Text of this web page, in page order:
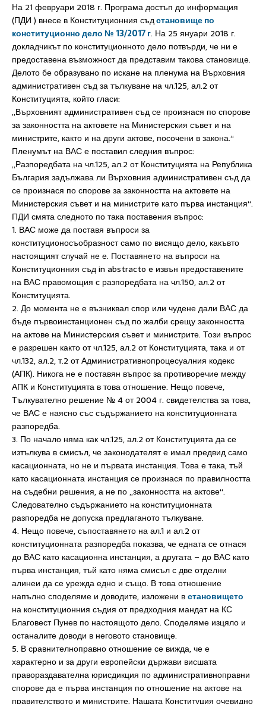
На 21 февруари 2018 г. Програма достъп до информация
(ПДИ ) внесе в Конституционния съдстановище по
конституционно дело № 13/2017 г. На 25 януари 2018 г.
докладчикът по конституционното дело потвърди, че ни е
предоставена възможност да представим такова становище.
Делото бе образувано по искане на пленума на Върховния
административен съд за тълкуване на чл.125, ал.2 от
Конституцията, който гласи:
„Върховният административен съд се произнася по спорове
за законността на актовете на Министерския съвет и на
министрите, както и на други актове, посочени в закона.“
Пленумът на ВАС е поставил следния въпрос:
„Разпоредбата на чл.125, ал.2 от Конституцията на Република
България задължава ли Върховния административен съд да
се произнася по спорове за законността на актовете на
Министерския съвет и на министрите като първа инстанция“.
ПДИ смята следното по така поставения въпрос:
1. ВАС може да поставя въпроси за
конституционосъобразност само по висящо дело, какъвто
настоящият случай не е. Поставянето на въпроси на
Конституционния съд in abstracto e извън предоставените
на ВАС правомощия с разпоредбата на чл.150, ал.2 от
Конституцията.
2. До момента не е възниквал спор или чудене дали ВАС да
бъде първоинстанционен съд по жалби срещу законността
на актове на Министерския съвет и министрите. Този въпрос
е разрешен както от чл.125, ал.2 от Конституцията, така и от
чл.132, ал.2, т.2 от Административнопроцесуалния кодекс
(АПК). Никога не е поставян въпрос за противоречие между
АПК и Конституцията в това отношение. Нещо повече,
Тълкувателно решение № 4 от 2004 г. свидетелства за това,
че ВАС е наясно със съдържанието на конституционната
разпоредба.
3. По начало няма как чл.125, ал.2 от Конституцията да се
изтълкува в смисъл, че законодателят е имал предвид само
касационната, но не и първата инстанция. Това е така, тъй
като касационната инстанция се произнася по правилността
на съдебни решения, а не по „законността на актове“.
Следователно съдържанието на конституционната
разпоредба не допуска предлаганото тълкуване.
4. Нещо повече, съпоставянето на ал.1 и ал.2 от
конституционната разпоредба показва, че едната се отнася
до ВАС като касационна инстанция, а другата – до ВАС като
първа инстанция, тъй като няма смисъл с две отделни
алинеи да се урежда едно и също. В това отношение
напълно споделяме и доводите, изложени встановището
на конституционния съдия от предходния мандат на КС
Благовест Пунев по настоящото дело. Споделяме изцяло и
останалите доводи в неговото становище.
5. В сравнителноправно отношение се вижда, че е
характерно и за други европейски държави висшата
правораздавателна юрисдикция по административноправни
спорове да е първа инстанция по отношение на актове на
правителството и министрите. Нашата Конституция очевидно